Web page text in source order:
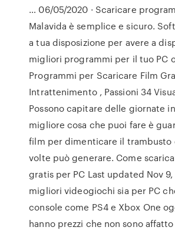
… 06/05/2020 · Scaricare
Malavida è semplice e sicuro.
a tua disposizione per avere a
migliori programmi per il tuo PC
Programmi per Scaricare Film
Intrattenimento , Passioni 34
Possono capitare delle giornate
migliore cosa che puoi fare è
film per dimenticare il trambusto
volte può generare. Come
gratis per PC Last updated Nov 9,
migliori videogiochi sia per PC
console come PS4 e Xbox One
hanno prezzi che non sono affatto